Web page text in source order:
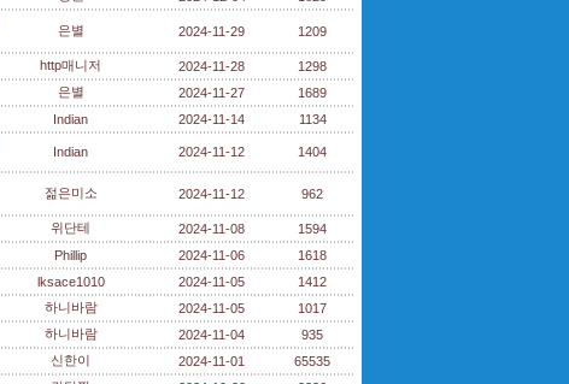
은별 2024-11-29 1209
http매니저 2024-11-28
1298
은별 2024-11-27
1689
Indian 2024-11-14 1134
Indian 2024-11-12 1404
젊은미소 2024-11-12 962
위단테 2024-11-08
1594
Phillip 2024-11-06
1618
lksace1010 2024-11-05
1412
하니바람 2024-11-05
1017
하니바람 2024-11-04
935
신한이 2024-11-01
65535